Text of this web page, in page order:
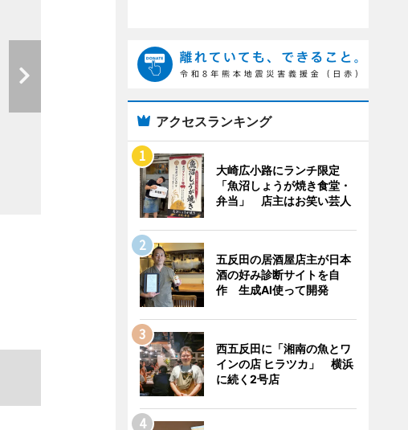
アクセスランキング
大崎広小路にランチ限定
「魚沼しょうが焼き食堂・
弁当」 店主はお笑い芸人
五反田の居酒屋店主が日本
酒の好み診断サイトを自
作 生成AI使って開発
西五反田に「湘南の魚とワ
インの店 ヒラツカ」 横浜
に続く2号店